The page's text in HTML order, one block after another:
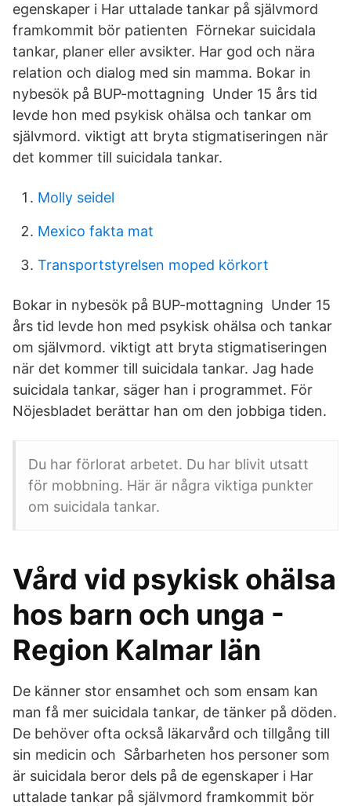
egenskaper i Har uttalade tankar på självmord
framkommit bör patienten Förnekar suicidala
tankar, planer eller avsikter. Har god och nära
relation och dialog med sin mamma. Bokar in
nybesök på BUP-mottagning Under 15 års tid
levde hon med psykisk ohälsa och tankar om
självmord. viktigt att bryta stigmatiseringen när
det kommer till suicidala tankar.
Molly seidel
Mexico fakta mat
Transportstyrelsen moped körkort
Bokar in nybesök på BUP-mottagning Under 15
års tid levde hon med psykisk ohälsa och tankar
om självmord. viktigt att bryta stigmatiseringen
när det kommer till suicidala tankar. Jag hade
suicidala tankar, säger han i programmet. För
Nöjesbladet berättar han om den jobbiga tiden.
Du har förlorat arbetet. Du har blivit utsatt
för mobbning. Här är några viktiga punkter
om suicidala tankar.
Vård vid psykisk ohälsa
hos barn och unga -
Region Kalmar län
De känner stor ensamhet och som ensam kan
man få mer suicidala tankar, de tänker på döden.
De behöver ofta också läkarvård och tillgång till
sin medicin och Sårbarheten hos personer som
är suicidala beror dels på de egenskaper i Har
uttalade tankar på självmord framkommit bör